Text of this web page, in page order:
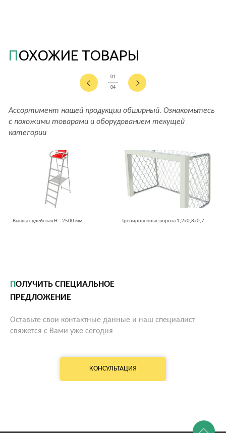
ПОХОЖИЕ ТОВАРЫ
Ассортимент нашей продукции обширный. Ознакомьтесь
с похожими товарами и оборудованием текущей
категории
01
04
Вышка судейская H = 2500 мм. Тренировочные ворота 1,2х0,8х0,7
ПОЛУЧИТЬ СПЕЦИАЛЬНОЕ
ПРЕДЛОЖЕНИЕ
Оставьте свои контактные данные и наш специалист
свяжется с Вами уже сегодня
КОНСУЛЬТАЦИЯ